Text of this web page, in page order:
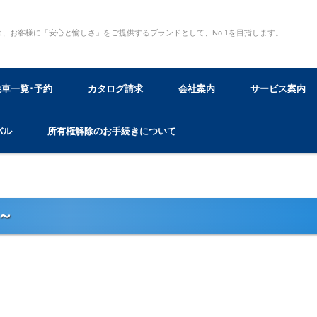
お客様に「安心と愉しさ」をご提供するブランドとして、No.1を目指します。
一覧･予約 カタログ請求 会社案内 サービス案内
ル 所有権解除のお手続きについて